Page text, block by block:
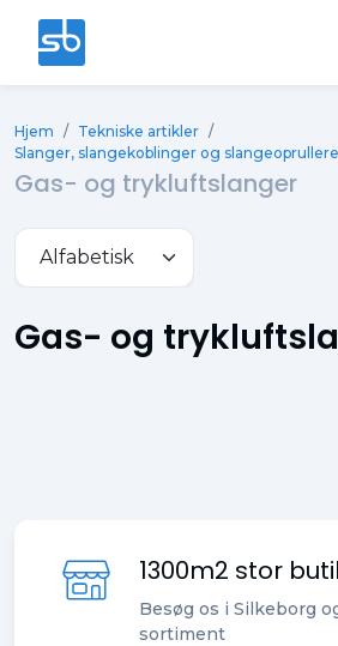
Total
Ekskl. moms
Hjem / Tekniske artikler /
Slanger, slangekoblinger og slangeoprullere
Gas- og trykluftslanger
Gas- og
1300m2 stor
Besøg os i Silkeborg
sortiment